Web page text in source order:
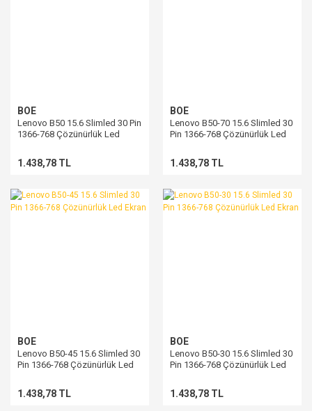
BOE
Lenovo B50 15.6 Slimled 30 Pin
1366-768 Çözünürlük Led
1.438,78 TL
BOE
Lenovo B50-70 15.6 Slimled 30
Pin 1366-768 Çözünürlük Led
1.438,78 TL
BOE
Lenovo B50-45 15.6 Slimled 30
Pin 1366-768 Çözünürlük Led
1.438,78 TL
BOE
Lenovo B50-30 15.6 Slimled 30
Pin 1366-768 Çözünürlük Led
1.438,78 TL